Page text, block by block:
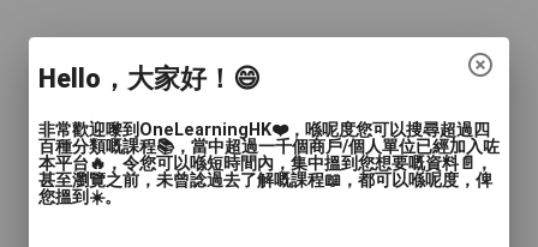
坐落荔枝角 D2 Place One
Hello，大家好！😄
非常歡迎嚟到OneLearningHK❤️，喺呢度您可以搜尋超過四
百種分類嘅課程📚，當中超過一千個商戶/個人單位已經加入咗
本平台🔥，令您可以喺短時間內，集中搵到您想要嘅資料📄，
甚至瀏覽之前，未曾諗過去了解嘅課程📖，都可以喺呢度，俾
您搵到☀️。